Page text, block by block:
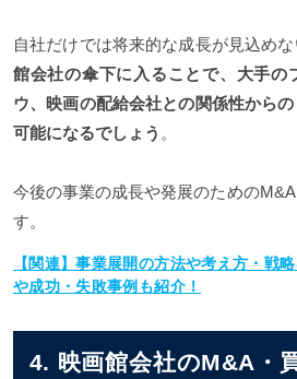
自社だけでは将来的な成長が見込めな
館会社の傘下に入ることで、大手の
ウ、映画の配給会社との関係性から
可能になるでしょう 。
今後の事業の成長や発展のための
す。
【関連】事業展開の方法や考え方・戦
や成功・失敗事例も紹介！
4. 映画館会社のM&A・